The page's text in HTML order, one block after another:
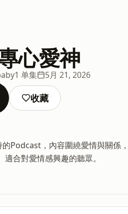
心愛神
1 单集 5月 21, 2026
收藏
Podcast，內容圍繞愛情與關係
合對愛情感興趣的聽眾。